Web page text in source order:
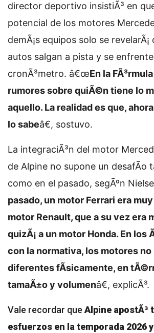
director deportivo insistiÃ³ en
potencial de los motores
demÃ¡s equipos solo se
autos salgan a pista y se
cronÃ³metro. â€œEn la
rumores sobre quiÃ©n tiene lo
aquello. La realidad es que,
lo sabeâ€, sostuvo.
La integraciÃ³n del motor
de Alpine no supone un desafÃ­o
como en el pasado, segÃºn
pasado, un motor Ferrari era
motor Renault, que a su vez era
quizÃ¡ a un motor Honda. En los
con la normativa, los motores no
diferentes fÃ­sicamente, en
tamaÃ±o y volumenâ€, explicÃ³.
Vale recordar que Alpine apostÃ³
esfuerzos en la temporada 2026